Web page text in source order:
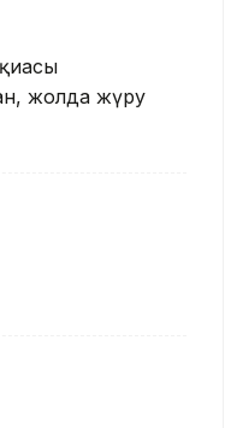
жолда жүру